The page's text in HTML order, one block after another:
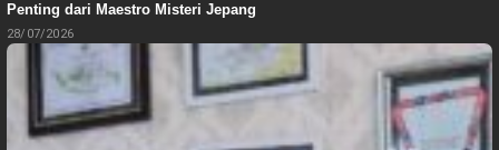
Penting dari Maestro Misteri Jepang
28/07/2026